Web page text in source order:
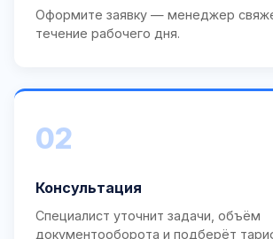
Оформите заявку — менеджер
течение рабочего дня.
02
Консультация
Специалист уточнит задачи, объём
документооборота и подберёт